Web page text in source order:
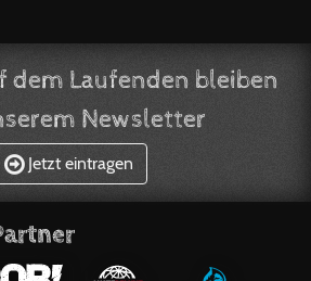
dem Laufenden bleiben
Newsletter
Jetzt eintragen